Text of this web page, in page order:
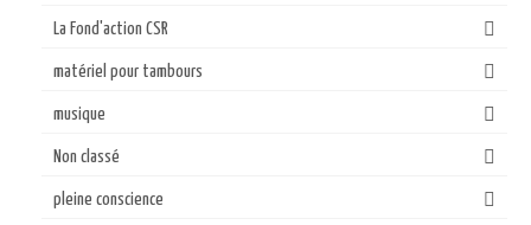
La Fond'action CSR
matériel pour tambours
musique
Non classé
pleine conscience